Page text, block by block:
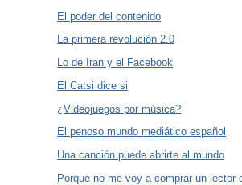
El poder del contenido
La primera revolución 2.0
Lo de Iran y el Facebook
El Catsi dice si
¿Videojuegos por música?
El penoso mundo mediático español
Una canción puede abrirte al mundo
Porque no me voy a comprar un lector